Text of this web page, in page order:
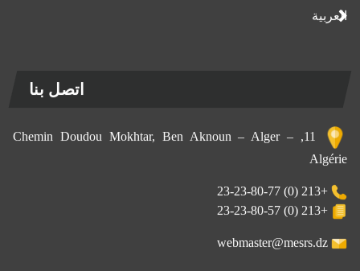
العربية
اتصل بنا
11, Chemin Doudou Mokhtar, Ben Aknoun – Alger –
Algérie
+213 (0) 23-23-80-77
+213 (0) 23-23-80-57
webmaster@mesrs.dz